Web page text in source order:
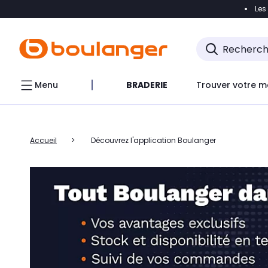
Accéder
Menu BRADERIE Trouver votre
Accueil Découvrez l'application Boulanger